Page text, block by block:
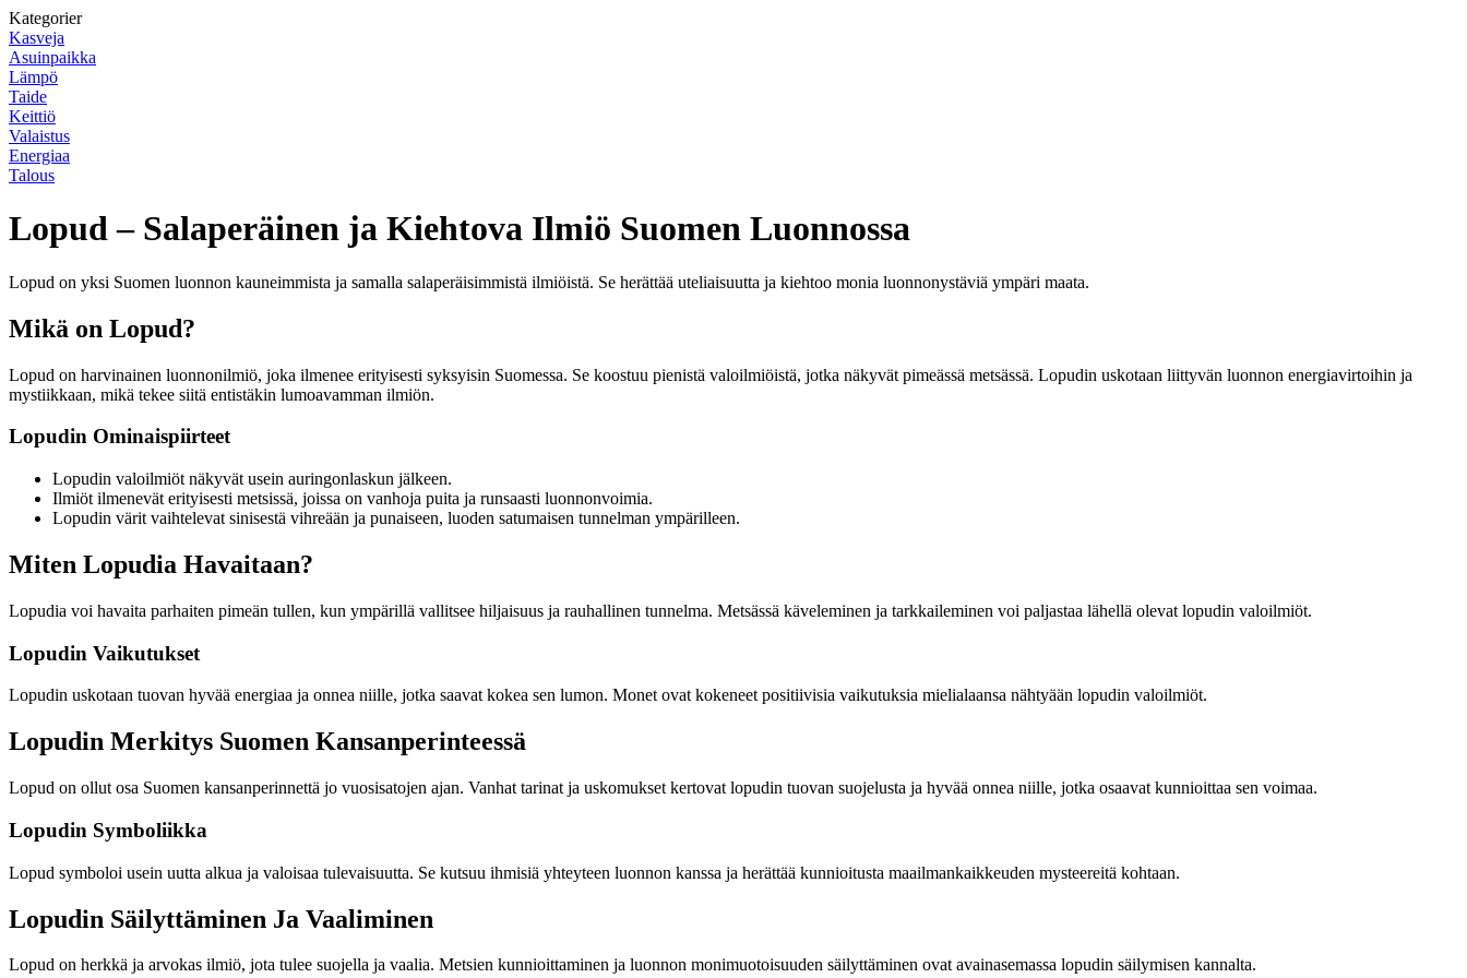
Kategorier
Kasveja
Asuinpaikka
Lämpö
Taide
Keittiö
Valaistus
Energiaa
Talous
Lopud – Salaperäinen ja Kiehtova Ilmiö Suomen Luonnossa
Lopud on yksi Suomen luonnon kauneimmista ja samalla salaperäisimmistä ilmiöistä. Se herättää uteliaisuutta ja kiehtoo monia luonnonystäviä ympäri maata.
Mikä on Lopud?
Lopud on harvinainen luonnonilmiö, joka ilmenee erityisesti syksyisin Suomessa. Se koostuu pienistä valoilmiöistä, jotka näkyvät pimeässä metsässä. Lopudin uskotaan liittyvän luonnon energiavirtoihin ja
mystiikkaan, mikä tekee siitä entistäkin lumoavamman ilmiön.
Lopudin Ominaispiirteet
Lopudin valoilmiöt näkyvät usein auringonlaskun jälkeen.
Ilmiöt ilmenevät erityisesti metsissä, joissa on vanhoja puita ja runsaasti luonnonvoimia.
Lopudin värit vaihtelevat sinisestä vihreään ja punaiseen, luoden satumaisen tunnelman ympärilleen.
Miten Lopudia Havaitaan?
Lopudia voi havaita parhaiten pimeän tullen, kun ympärillä vallitsee hiljaisuus ja rauhallinen tunnelma. Metsässä käveleminen ja tarkkaileminen voi paljastaa lähellä olevat lopudin valoilmiöt.
Lopudin Vaikutukset
Lopudin uskotaan tuovan hyvää energiaa ja onnea niille, jotka saavat kokea sen lumon. Monet ovat kokeneet positiivisia vaikutuksia mielialaansa nähtyään lopudin valoilmiöt.
Lopudin Merkitys Suomen Kansanperinteessä
Lopud on ollut osa Suomen kansanperinnettä jo vuosisatojen ajan. Vanhat tarinat ja uskomukset kertovat lopudin tuovan suojelusta ja hyvää onnea niille, jotka osaavat kunnioittaa sen voimaa.
Lopudin Symboliikka
Lopud symboloi usein uutta alkua ja valoisaa tulevaisuutta. Se kutsuu ihmisiä yhteyteen luonnon kanssa ja herättää kunnioitusta maailmankaikkeuden mysteereitä kohtaan.
Lopudin Säilyttäminen Ja Vaaliminen
Lopud on herkkä ja arvokas ilmiö, jota tulee suojella ja vaalia. Metsien kunnioittaminen ja luonnon monimuotoisuuden säilyttäminen ovat avainasemassa lopudin säilymisen kannalta.